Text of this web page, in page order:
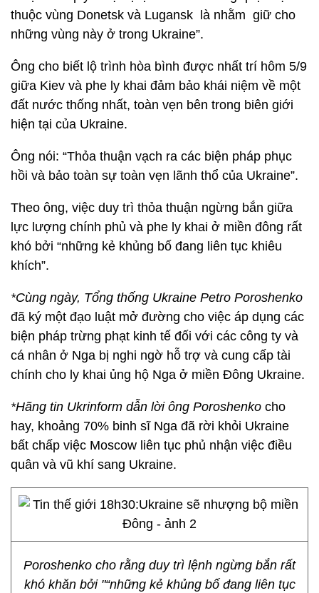
thuộc vùng Donetsk và Lugansk là nhằm giữ cho
những vùng này ở trong Ukraine”.
Ông cho biết lộ trình hòa bình được nhất trí hôm 5/9
giữa Kiev và phe ly khai đảm bảo khái niệm về một
đất nước thống nhất, toàn vẹn bên trong biên giới
hiện tại của Ukraine.
Ông nói: “Thỏa thuận vạch ra các biện pháp phục
hồi và bảo toàn sự toàn vẹn lãnh thổ của Ukraine”.
Theo ông, việc duy trì thỏa thuận ngừng bắn giữa
lực lượng chính phủ và phe ly khai ở miền đông rất
khó bởi “những kẻ khủng bố đang liên tục khiêu
khích”.
*Cùng ngày, Tổng thống Ukraine Petro Poroshenko
đã ký một đạo luật mở đường cho việc áp dụng các
biện pháp trừng phạt kinh tế đối với các công ty và
cá nhân ở Nga bị nghi ngờ hỗ trợ và cung cấp tài
chính cho ly khai ủng hộ Nga ở miền Đông Ukraine.
*Hãng tin Ukrinform dẫn lời ông Poroshenko cho
hay, khoảng 70% binh sĩ Nga đã rời khỏi Ukraine
bất chấp việc Moscow liên tục phủ nhận việc điều
quân và vũ khí sang Ukraine.
Poroshenko cho rằng duy trì lệnh ngừng bắn rất
khó khăn bởi "“những kẻ khủng bố đang liên tục